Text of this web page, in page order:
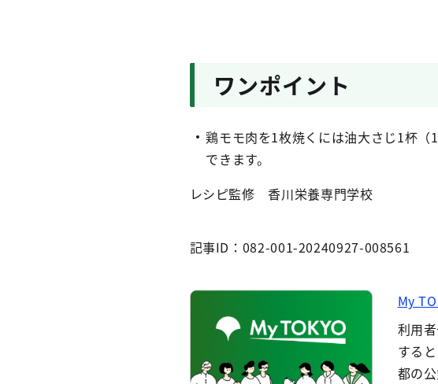
ワンポイント
鶏モモ肉を1枚焼くには油大さじ1杯
できます。
レシピ監修 香川栄養専門学校
記事ID：082-001-20240927-008561
My
利用
する
都の